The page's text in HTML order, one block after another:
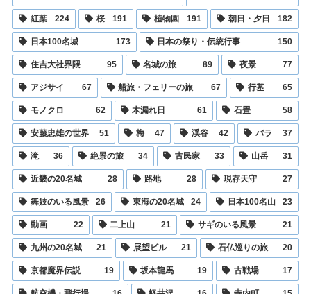
紅葉 224 桜 191 植物園 191 朝日・夕日 182
日本100名城 173 日本の祭り・伝統行事 150
住吉大社界隈 95 名城の旅 89 夜景 77
アジサイ 67 船旅・フェリーの旅 67 行基 65
モノクロ 62 木漏れ日 61 石畳 58
安藤忠雄の世界 51 梅 47 渓谷 42 バラ 37
滝 36 絶景の旅 34 古民家 33 山岳 31
近畿の20名城 28 路地 28 現存天守 27
舞妓のいる風景 26 東海の20名城 24 日本100名山 23
動画 22 二上山 21 サギのいる風景 21
九州の20名城 21 展望ビル 21 石仏巡りの旅 20
京都魔界伝説 19 坂本龍馬 19 古戦場 17